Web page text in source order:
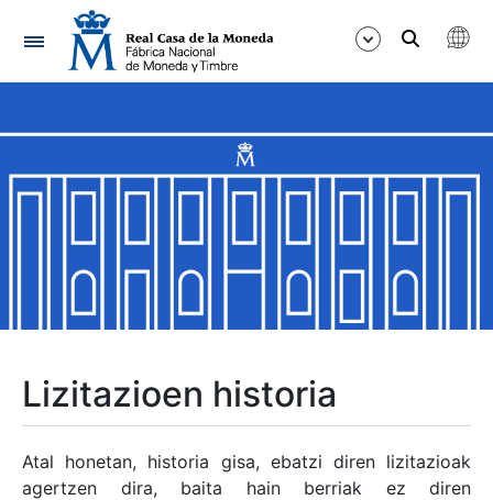
Nabigazioa
Erakutsi/Ezkutatu
Erakutsi/Ezkutatu
Erakutsi/Ezkutatu
Erakutsi/Ezkutatu
Lizitazioen historia
Atal honetan, historia gisa, ebatzi diren lizitazioak
agertzen dira, baita hain berriak ez diren